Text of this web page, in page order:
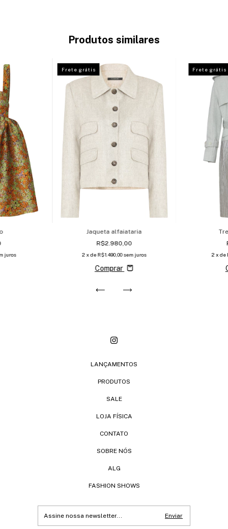
Produtos similares
juros
Frete grátis
Jaqueta alfaiataria
R$2.980,00
2 x deR$1.490,00 sem juros
Comprar
Frete grátis
2 x de
LANÇAMENTOS
PRODUTOS
SALE
LOJA FÍSICA
CONTATO
SOBRE NÓS
ALG
FASHION SHOWS